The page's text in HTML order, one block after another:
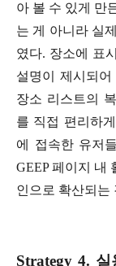
아 볼 수 있게 만
는 게 아니라 실
였다. 장소에 표
설명이 제시되
장소 리스트의
를 직접 편리하
에 접속한 유저
GEEP 페이지 내
인으로 확산되는
Strategy 4.